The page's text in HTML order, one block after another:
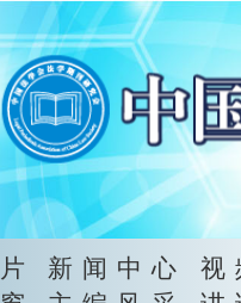
新闻中心